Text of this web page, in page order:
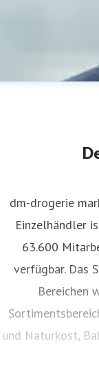
dm-drogerie
Einzelhändler
63.600
verfügbar. Das
Bereichen
und Naturkost,